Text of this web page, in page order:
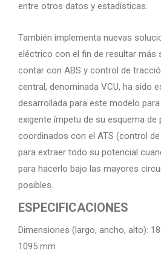
entre otros datos y estadísticas.
También implementa nuevas
eléctrico con el fin de resultar más
contar con ABS y control de
central, denominada VCU, ha sido
desarrollada para este modelo
exigente ímpetu de su esquema de
coordinados con el ATS (control
para extraer todo su potencial
para hacerlo bajo las mayores
posibles.
ESPECIFICACIONES
Dimensiones (largo, ancho, alto):
1095 mm